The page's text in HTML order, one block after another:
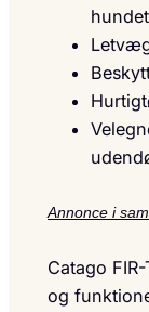
Annonce i
Catago
og